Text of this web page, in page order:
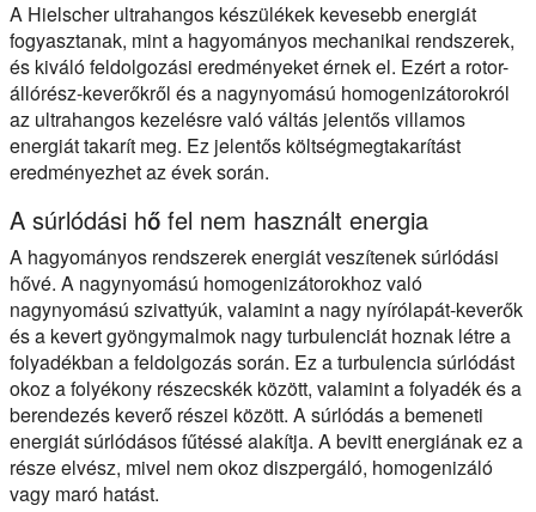
A Hielscher ultrahangos készülékek kevesebb energiát
fogyasztanak, mint a hagyományos mechanikai rendszerek,
és kiváló feldolgozási eredményeket érnek el. Ezért a rotor-
állórész-keverőkről és a nagynyomású homogenizátorokról
az ultrahangos kezelésre való váltás jelentős villamos
energiát takarít meg. Ez jelentős költségmegtakarítást
eredményezhet az évek során.
A súrlódási hő fel nem használt energia
A hagyományos rendszerek energiát veszítenek súrlódási
hővé. A nagynyomású homogenizátorokhoz való
nagynyomású szivattyúk, valamint a nagy nyírólapát-keverők
és a kevert gyöngymalmok nagy turbulenciát hoznak létre a
folyadékban a feldolgozás során. Ez a turbulencia súrlódást
okoz a folyékony részecskék között, valamint a folyadék és a
berendezés keverő részei között. A súrlódás a bemeneti
energiát súrlódásos fűtéssé alakítja. A bevitt energiának ez a
része elvész, mivel nem okoz diszpergáló, homogenizáló
vagy maró hatást.